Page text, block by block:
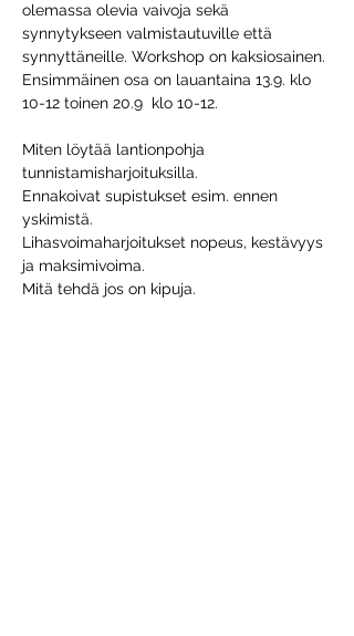
olemassa olevia vaivoja sekä
synnytykseen valmistautuville että
synnyttäneille. Workshop on kaksiosainen.
Ensimmäinen osa on lauantaina 13.9. klo
10-12 toinen 20.9  klo 10-12.
Miten löytää lantionpohja
tunnistamisharjoituksilla.
Ennakoivat supistukset esim. ennen
yskimistä.
Lihasvoimaharjoitukset nopeus, kestävyys
ja maksimivoima.
Mitä tehdä jos on kipuja.